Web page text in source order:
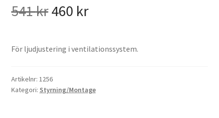
541krDet
priset
var:
460 krDet
priset
För ljudjustering i ventilationssystem.
Artikelnr: 1256
Kategori: Styrning/Montage